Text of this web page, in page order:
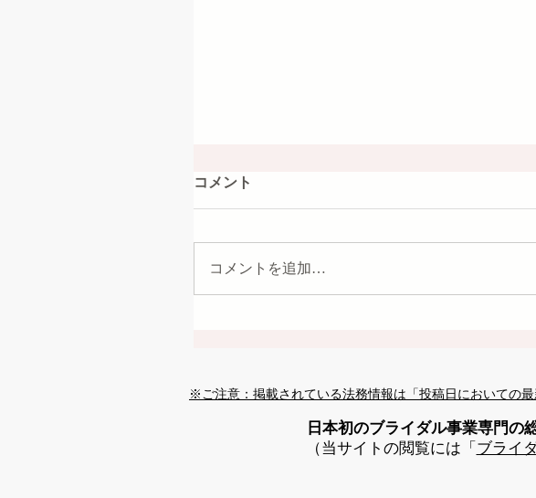
コメント
コメントを追加…
※ご注意：掲載されている法務情報は「投稿日においての
日本初のブライダル事業専門の
（当サイトの閲覧には「 ブライ